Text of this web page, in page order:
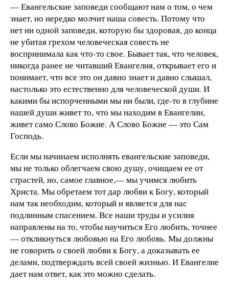
— Евангельские заповеди сообщают нам о том, о чем
знает, но нередко молчит наша совесть. Потому что
нет ни одной заповеди, которую бы здоровая, до конца
не убитая грехом человеческая совесть не
воспринимала как что-то свое. Бывает так, что человек,
никогда ранее не читавший Евангелия, открывает его и
понимает, что все это он давно знает и давно слышал,
настолько это естественно для человеческой души. И
какими бы испорченными мы ни были, где-то в глубине
нашей души живет то, что мы находим в Евангелии,
живет само Слово Божие. А Слово Божие — это Сам
Господь.
Если мы начинаем исполнять евангельские заповеди,
мы не только облегчаем свою душу, очищаем ее от
страстей, но, самое главное,— мы учимся любить
Христа. Мы обретаем тот дар любви к Богу, который
нам так необходим, который и является для нас
подлинным спасением. Все наши труды и усилия
направлены на то, чтобы научиться Его любить, точнее
— откликнуться любовью на Его любовь. Мы должны
не говорить о своей любви к Богу, а доказывать ее
делами, подтверждать всей своей жизнью. И Евангелие
дает нам ответ, как это можно сделать.